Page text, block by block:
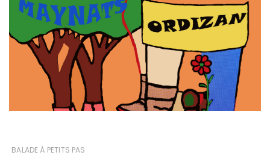
BALADE À PETITS PAS